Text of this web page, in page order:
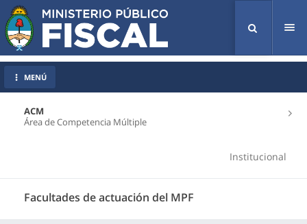
ACM
Área de Competencia Múltiple
Institucional
Facultades de actuación del MPF
MENÚ